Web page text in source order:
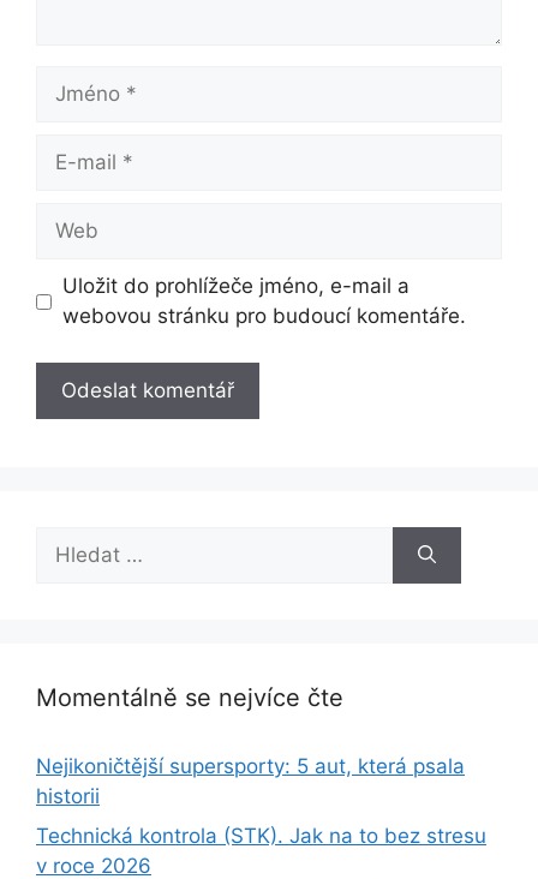
Jméno
Web
Uložit do prohlížeče jméno, e-mail a
webovou stránku pro budoucí komentáře.
Momentálně se nejvíce čte
Nejikoničtější supersporty: 5 aut, která psala
historii
Technická kontrola (STK). Jak na to bez stresu
v roce 2026